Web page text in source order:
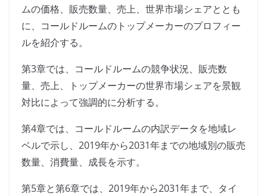
ムの価格、販売数量、売上、世界市場シェアととも
に、コールドルームのトップメーカーのプロフィー
ルを紹介する。
第3章では、コールドルームの競争状況、販売数
量、売上、トップメーカーの世界市場シェアを景観
対比によって強調的に分析する。
第4章では、コールドルームの内訳データを地域レ
ベルで示し、2019年から2031年までの地域別の販売
数量、消費量、成長を示す。
第5章と第6章では、2019年から2031年まで、タイ